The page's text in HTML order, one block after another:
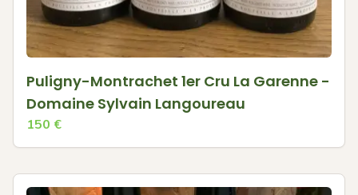
Puligny-Montrachet 1er Cru La Garenne -
Domaine Sylvain Langoureau
150 €